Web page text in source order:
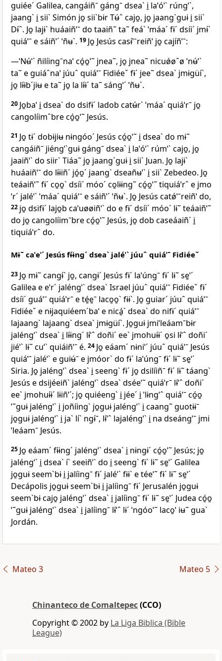
guiéeˊ Galilea, cangáiñˉ gángˉ dseaˋ i̱ laˈóˈˋ rúngˈˋ,
jaangˋ i̱ siiˋ Simón jo̱ siiˋbɨr Tʉ́ˆ cajo̱, jo̱ jaangˋguɨ i̱ siiˋ
Dɨ́ˆ. Jo̱ lajɨˋ huáaiñˈˉ do taaiñ˜ ta˜ feáˋ ˈmáaˊ fɨˊ dsíiˊ jmɨ́ˋ
quiáˈˉ e sáiñˈˊ ˈñʉˋ. 19 Jo̱ Jesús casɨ́ˈˉreiñˈ jo̱ cajíñˈˉ:
—ˈNʉ́ˈˋ ñilíingˉnaˈ có̱o̱ˈ˜ jnea˜, jo̱ jnea˜ nicuǿøˆø ˈnʉ́ˈˋ
ta˜ e guiáˆnaˈ júuˆ quiáˈˉ Fidiéeˇ fɨˊ jee˜ dseaˋ jmɨgüíˋ,
jo̱ lɨ́ɨbˊjiʉ e ta˜ jo̱ la lɨ́ɨˊ ta˜ sángˈˊ ˈñʉˋ.
20 Jo̱baˈ i̱ dseaˋ do dsifɨˊ ladob catʉ́rˋ ˈmáaˊ quiáˈrˉ jo̱
cangolíimˆbre có̱o̱ˈ˜ Jesús.
21 Jo̱ tɨˊ dobɨjiʉ nɨngóoˊ Jesús có̱o̱ˈ˜ i̱ dseaˋ do mɨ˜
cangáiñˉ jiéngˈˋguɨ gángˉ dseaˋ i̱ laˈóˈˋ rúmˈˋ cajo̱, jo̱
jaaiñˈˋ do siirˋ Tiáa˜ jo̱ jaangˋguɨ i̱ siiˋ Juan. Jo̱ lajɨˋ
huáaiñˈˉ do lɨ́ɨiñˊ jó̱o̱ˊ jaangˋ dseañʉˈˋ i̱ siiˋ Zebedeo. Jo̱
teáaiñˈ˜ fɨˊ co̱o̱ˋ dsíiˊ móoˊ co̱lɨɨng˜ có̱o̱ˈ˜ tiquiáˈrˆ e jmo
ˈrˊ jaléˈˋ ˈmáaˊ quiáˈˉ e sáiñˈˊ ˈñʉˋ. Jo̱ Jesús catǿˈˉreiñˈ do,
22 jo̱ dsifɨˊ lajo̱b caˈuøøiñˈˋ do e fɨˊ dsíiˊ móoˊ lɨ˜ teáaiñˈ˜
do jo̱ cangolíimˉbre có̱o̱ˈ˜ Jesús, jo̱ dob caseáaiñˊ i̱
tiquiáˈrˆ do.
Mɨ˜ caˈeˈˊ Jesús fɨ́ɨngˊ dseaˋ jaléˈˋ júuˆ quiáˈˉ Fidiéeˇ
23 Jo̱ mɨ˜ cangɨ́ˋ jo̱, cangɨˊ Jesús fɨˊ laˈúngˉ fɨˊ lɨ˜ se̱ˈˊ
Galilea e eˈrˊ jaléngˈˋ dseaˋ Israel júuˆ quiáˈˉ Fidiéeˇ fɨˊ
dsíiˊ guáˈˉ quiáˈrˉ e té̱e̱ˉ laco̱o̱ˋ fɨɨˋ. Jo̱ guiarˊ júuˆ quiáˈˉ
Fidiéeˇ e nɨjaquiéemˊbaˈ e nicá̱ˋ dseaˋ do nifɨˊ quiáˈˉ
lajaangˋ lajaangˋ dseaˋ jmɨgüíˋ. Jo̱guɨ jmiˈleáamˉbɨr
jaléngˈˋ dseaˋ i̱ lɨ́ɨngˊ lɨ́ˈˆ doñiˊ eeˋ jmohuɨ́ɨˊ o̱si lɨ́ˈˆ doñiˊ
jiéˈˋ lɨ˜ cuˈˋ quiáiñˈˉ é. 24 Jo̱ eáamˊ nɨniˈˊ júuˆ quiáˈˉ Jesús
quiáˈˉ jaléˈˋ e guiʉ́ˉ e jmóorˋ do fɨˊ laˈúngˉ fɨˊ lɨ˜ se̱ˈˊ
Siria. Jo̱ jaléngˈˋ dseaˋ i̱ seengˋ fɨˊ jo̱ dsilíiñˉ fɨˊ lɨ˜ táangˋ
Jesús e dsijéeiñˋ jaléngˈˋ dseaˋ dséeˈ˜ quiáˈrˉ lɨ́ˈˆ doñiˊ
eeˋ jmohuɨ́ɨˊ lɨiñˈˊ; jo̱ quiéengˋ i̱ jéeˊ i̱ ˈlɨngˈˆ quiáˈˉ có̱o̱
ˈ˜guɨ jaléngˈˋ i̱ joñíingˋ jo̱guɨ jaléngˈˋ i̱ caang˜ guotɨɨˉ
jo̱guɨ jaléngˈˋ i̱ jaˋ líˋ ngɨ́ˉ, lɨ́ˈˆ lajaléngˈˋ i̱ na dseángˈˉ jmi
ˈleáamˉ Jesús.
25 Jo̱ eáamˊ fɨ́ɨngˊ jaléngˈˋ dseaˋ i̱ nɨngɨˊ có̱o̱ˈ˜ Jesús; jo̱
jaléngˈˋ i̱ dseaˋ íˋ seeiñˈˋ do i̱ seengˋ fɨˊ lɨ˜ se̱ˈˊ Galilea
jo̱guɨ seemˋbɨ i̱ jalíingˉ fɨˊ jaléˈˋ fɨɨˋ e téeˈ˜ fɨˊ lɨ˜ se̱ˈˊ
Decápolis jo̱guɨ seemˋbɨ i̱ jalíingˉ fɨˊ Jerusalén jo̱guɨ
seemˋbɨ cajo̱ jaléngˈˋ dseaˋ i̱ jalíingˉ fɨˊ lɨ˜ se̱ˈˊ Judea có̱o̱
ˈ˜guɨ jaléngˈˋ dseaˋ i̱ jalíingˉ lɨ́ˈˆ lɨˊ ˈngóoˈ˜ laco̱ˈ iʉ˜ guaˋ
Jordán.
Mateo 3 Mateo 5
Chinanteco de Comaltepec(CCO)
Copyright © 2002 by La Liga Biblica (Bible
League)